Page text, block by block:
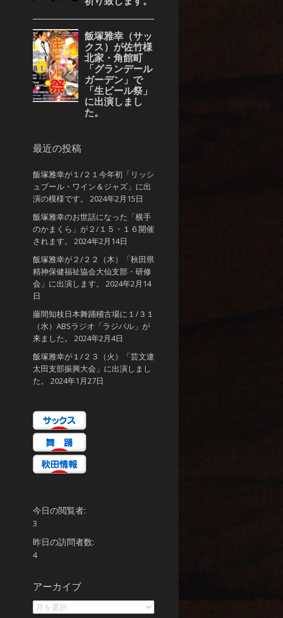
最近の投稿
飯塚雅幸が１/２１今年初「リッシ
ュブール・ワイン＆ジャズ」に出
演の模様です。
2024年2月15日
飯塚雅幸のお世話になった「横手
のかまくら」が２/１５・１６開催
されます。
2024年2月14日
飯塚雅幸が２/２２（木）「秋田県
精神保健福祉協会大仙支部・研修
会」に出演します。
2024年2月14
日
藤間知枝日本舞踊稽古場に１/３１
（水）ABSラジオ「ラジパル」が
来ました。
2024年2月4日
飯塚雅幸が１/２３（火）「芸文連
太田支部振興大会」に出演しまし
た。
2024年1月27日
今日の閲覧者:
3
昨日の訪問者数:
4
アーカイブ
ア
ー
カ